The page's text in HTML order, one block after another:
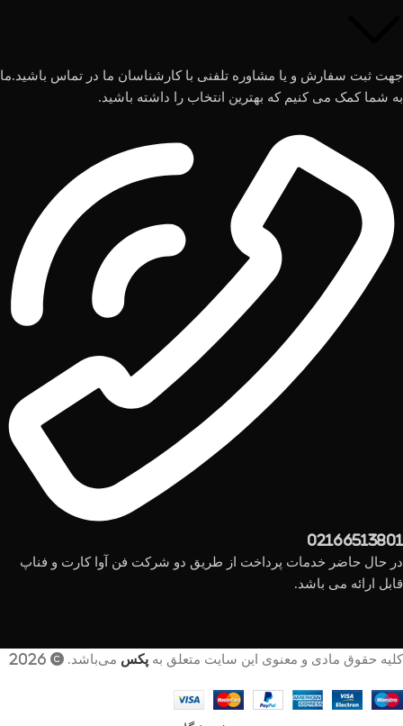
جهت ثبت سفارش و یا مشاوره تلفنی با کارشناسان ما در تماس باشید.ما
به شما کمک می کنیم که بهترین انتخاب را داشته باشید.
02166513801
در حال حاضر خدمات پرداخت از طریق دو شرکت فن آوا کارت و فناپ
قابل ارائه می باشد.
کلیه حقوق مادی و معنوی این سایت متعلق به پکس می‌باشد. © 2026